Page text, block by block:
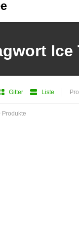
Ice
Gitter Liste
Produkte